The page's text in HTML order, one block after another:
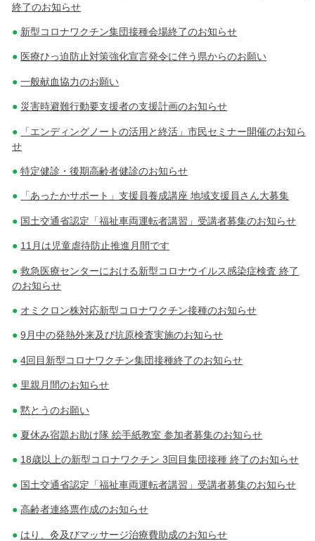
終了のお知らせ
新型コロナワクチン集団接種会場終了のお知らせ
医療ひっ迫防止対策強化宣言発令に伴う県からのお願い
一般献血協力のお願い
災害時避難行動要支援者の支援計画のお知らせ
「エンディングノートの活用と終活」市民セミナー開催のお知ら
せ
特定健診・後期高齢者健診のお知らせ
「あったかサポート」支援員養成講座 地域支援員さん大募集
国土交通省認定「福祉車両運転者講習」受講者募集のお知らせ
11月は児童虐待防止推進月間です
救急医療センターにおける新型コロナウイルス感染症検査 終了
のお知らせ
オミクロン株対応新型コロナワクチン接種のお知らせ
9月中の発熱外来及び抗原検査実施のお知らせ
4回目新型コロナワクチン集団接種終了のお知らせ
里親月間のお知らせ
黙とうのお願い
夏休み宿題お助け隊 絵手紙教室 参加者募集のお知らせ
18歳以上の新型コロナワクチン 3回目集団接種 終了のお知らせ
国土交通省認定「福祉車両運転者講習」受講者募集のお知らせ
高齢者連絡票作成のお知らせ
はり、灸及びマッサージ治療費助成のお知らせ